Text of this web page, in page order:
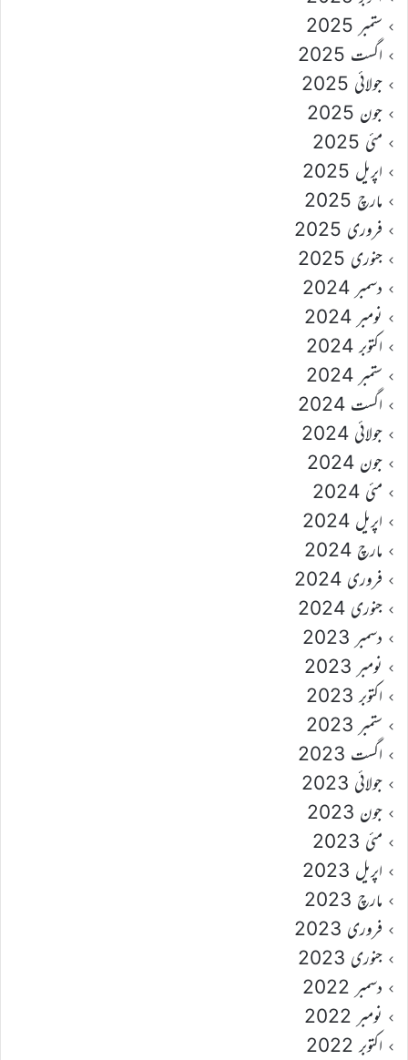
ستمبر 2025
اگست 2025
جولائی 2025
جون 2025
مئی 2025
اپریل 2025
مارچ 2025
فروری 2025
جنوری 2025
دسمبر 2024
نومبر 2024
اکتوبر 2024
ستمبر 2024
اگست 2024
جولائی 2024
جون 2024
مئی 2024
اپریل 2024
مارچ 2024
فروری 2024
جنوری 2024
دسمبر 2023
نومبر 2023
اکتوبر 2023
ستمبر 2023
اگست 2023
جولائی 2023
جون 2023
مئی 2023
اپریل 2023
مارچ 2023
فروری 2023
جنوری 2023
دسمبر 2022
نومبر 2022
اکتوبر 2022